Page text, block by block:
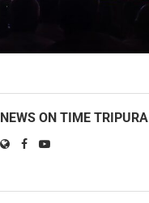
NEWS ON TIME TRIPURA